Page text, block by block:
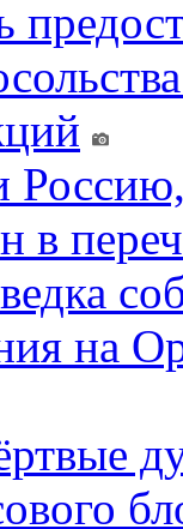
в
на